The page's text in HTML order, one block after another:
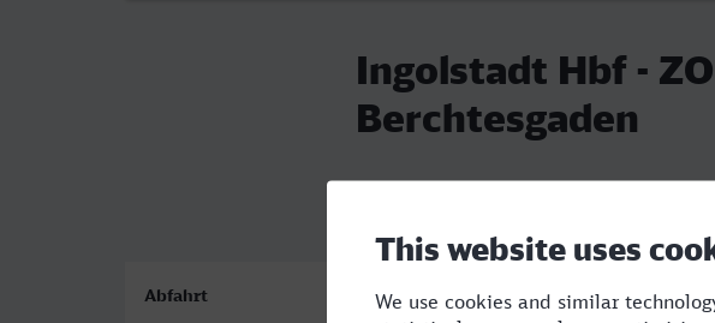
Ingolstadt Hbf -
Berchtesgaden
Abfahrt Ankunft